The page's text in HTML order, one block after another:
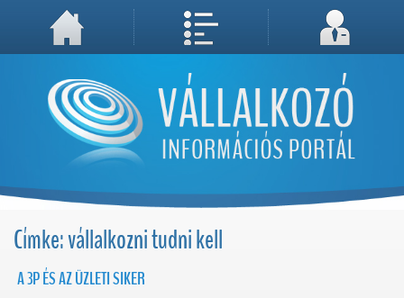
A weboldal használatával Ön elfogadja, hogy Cookie-kat (sütiket) tároljunk számítógépén. A sütik a weboldal megfelelő működéséhez
Megértettem, folytatás...
Címke: vállalkozni tudni kell
A 3P ÉS AZ ÜZLETI SIKER